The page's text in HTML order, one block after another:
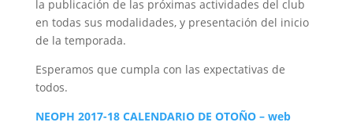
la publicación de las próximas actividades del club
en todas sus modalidades, y presentación del inicio
de la temporada.
Esperamos que cumpla con las expectativas de
todos.
NEOPH 2017-18 CALENDARIO DE OTOÑO – web